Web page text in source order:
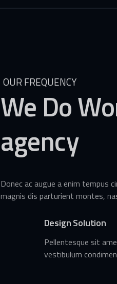
OUR FREQUENCY
We Do
agency
Donec ac augue a enim tempus
magnis dis parturient montes,
Design Solution
Pellentesque sit
vestibulum